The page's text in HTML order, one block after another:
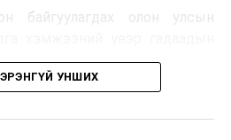
байгуулагдах олон улсын
аюулгүй, шуурхай, соёлтой,
үйлчилгээ үзүүлэх
УНШИХ